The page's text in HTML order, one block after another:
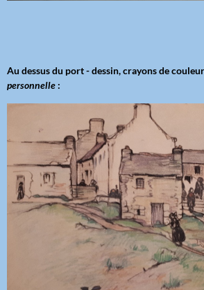
Au dessus du port - dessin, crayons de
personnelle :